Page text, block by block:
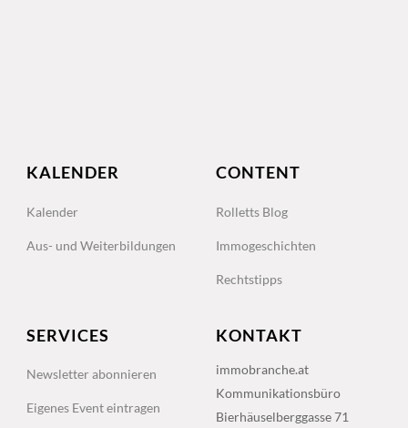
KALENDER
Kalender
Aus- und Weiterbildungen
CONTENT
Rolletts Blog
Immogeschichten
Rechtstipps
SERVICES
Newsletter abonnieren
Eigenes Event eintragen
KONTAKT
immobranche.at
Kommunikationsbüro
Bierhäuselberggasse 71